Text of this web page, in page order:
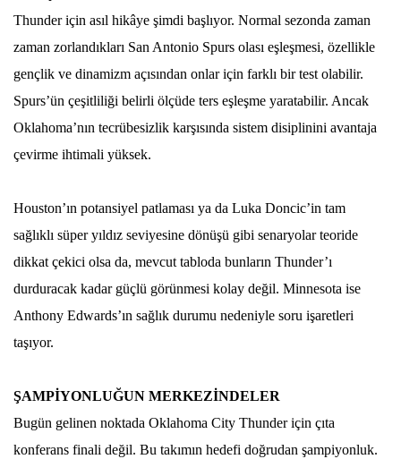
Thunder için asıl hikâye şimdi başlıyor. Normal sezonda zaman
zaman zorlandıkları San Antonio Spurs olası eşleşmesi, özellikle
gençlik ve dinamizm açısından onlar için farklı bir test olabilir.
Spurs’ün çeşitliliği belirli ölçüde ters eşleşme yaratabilir. Ancak
Oklahoma’nın tecrübesizlik karşısında sistem disiplinini avantaja
çevirme ihtimali yüksek.
Houston’ın potansiyel patlaması ya da Luka Doncic’in tam
sağlıklı süper yıldız seviyesine dönüşü gibi senaryolar teoride
dikkat çekici olsa da, mevcut tabloda bunların Thunder’ı
durduracak kadar güçlü görünmesi kolay değil. Minnesota ise
Anthony Edwards’ın sağlık durumu nedeniyle soru işaretleri
taşıyor.
ŞAMPİYONLUĞUN MERKEZİNDELER
Bugün gelinen noktada Oklahoma City Thunder için çıta
konferans finali değil. Bu takımın hedefi doğrudan şampiyonluk.